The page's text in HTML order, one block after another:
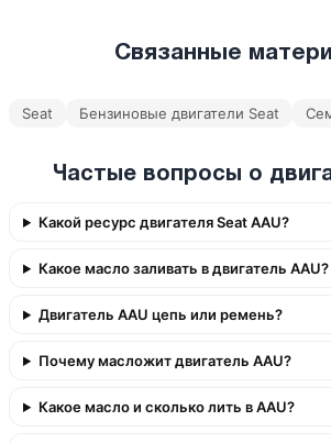
Связанные
Seat Бензиновые двигатели Seat
Частые вопросы о
Какой ресурс двигателя Seat AAU?
Какое масло заливать в двигатель AAU?
Двигатель AAU цепь или ремень?
Почему масложит двигатель AAU?
Какое масло и сколько лить в AAU?